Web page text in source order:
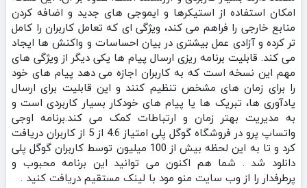
امکان استفاده از استیکرها و ایموجی‌ های جدید و اضافه کردن
منابع خارجی را فراهم می‌ کند، ویژگی‌ ای که تعامل کاربران را کامل
تر کرده و آزادی عمل بیشتری در بیان احساسات و واکنش‌ ها ایجاد
می‌ کند. قابلیت برنامه‌ ریزی ارسال پیام‌ ها یکی دیگر از ویژگی‌ های
مهم این نسخه است که به کاربران اجازه می‌ دهد پیام‌ های خود
را برای زمان‌ های مشخص تنظیم کنند و این قابلیت برای ارسال
یادآوری‌ ها، تبریک‌ ها یا پیام‌ های خودکار بسیار کاربردی است و
به مدیریت بهتر زمان و ارتباطات کمک می‌ کند.برنامه اوجی
واتساپ پرو در فروشگاه گوگل پلی امتیاز 4.6 از 5 از کاربران دریافت
کرد و تا به این لحظه بیش از 100 میلیون توسط کاربران گوگل پلی
دانلود شد . شما هم اکنون می توانید این برنامه محبوب و
پرطرفدار را از وب سایت منو مود با لینک مستقیم دریافت کنید .